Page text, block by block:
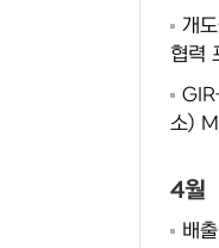
개
협력
소)
4월
배